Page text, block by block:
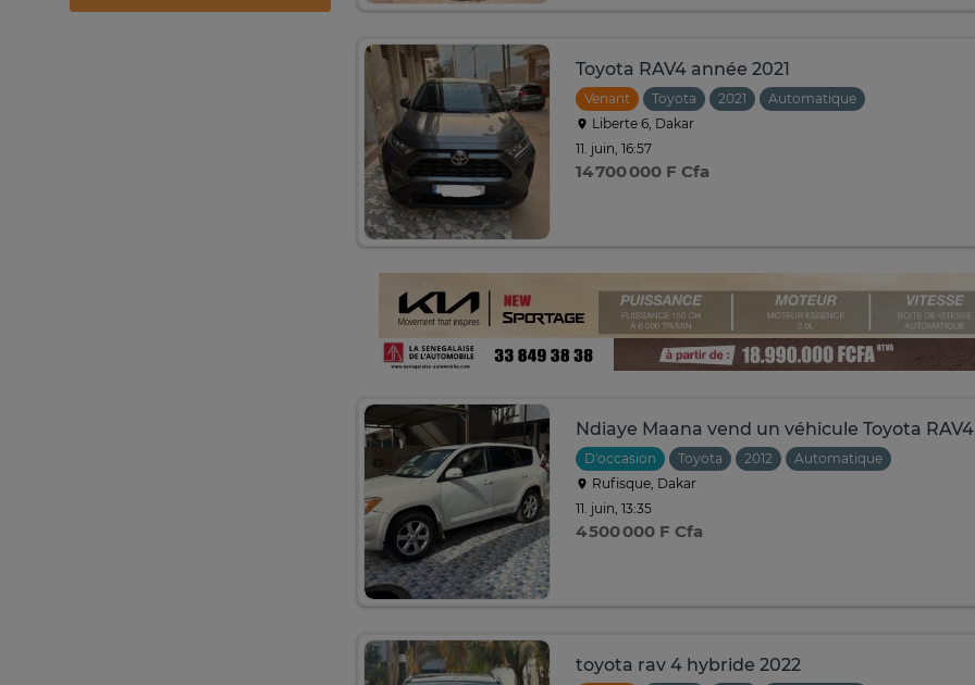
Toyota RAV4 année 2021
Venant Toyota 2021
Automatique
Liberte 6, Dakar
11. juin, 16:57
14 700 000 F Cfa
Ndiaye Maana vend un véhicule Toyota RAV4
D'occasion Toyota 2012
Automatique
Rufisque, Dakar
11. juin, 13:35
4 500 000 F Cfa
toyota rav 4 hybride 2022